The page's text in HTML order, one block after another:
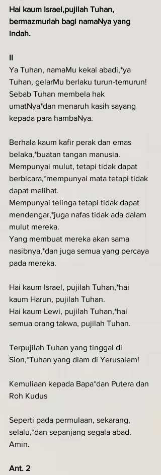
Hai kaum Israel,pujilah Tuhan,
bermazmurlah bagi namaNya yang
indah.
II
Ya Tuhan, namaMu kekal abadi,*ya
Tuhan, gelarMu berlaku turun-temurun!
Sebab Tuhan membela hak
umatNya*dan menaruh kasih sayang
kepada para hambaNya.
Berhala kaum kafir perak dan emas
belaka,*buatan tangan manusia.
Mempunyai mulut, tetapi tidak dapat
berbicara,*mempunyai mata tetapi tidak
dapat melihat.
Mempunyai telinga tetapi tidak dapat
mendengar,*juga nafas tidak ada dalam
mulut mereka.
Yang membuat mereka akan sama
nasibnya,*dan juga semua yang percaya
pada mereka.
Hai kaum Israel, pujilah Tuhan,*hai
kaum Harun, pujilah Tuhan.
Hai kaum Lewi, pujilah Tuhan,*hai
semua orang takwa, pujilah Tuhan.
Terpujilah Tuhan yang tinggal di
Sion,*Tuhan yang diam di Yerusalem!
Kemuliaan kepada Bapa*dan Putera dan
Roh Kudus
Seperti pada permulaan, sekarang,
selalu,*dan sepanjang segala abad.
Amin.
Ant. 2